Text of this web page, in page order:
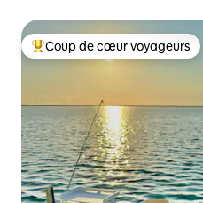
Coup de cœur voyageurs
Coup de cœur voyageurs